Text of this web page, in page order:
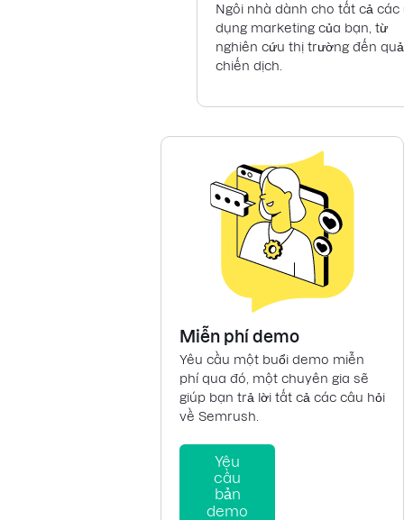
Ngôi nhà dành cho tất cả các
dụng marketing của bạn, từ
nghiên cứu thị trường đến
chiến dịch.
Miễn phí demo
Yêu cầu một buổi demo miễn
phí qua đó, một chuyên gia sẽ
giúp bạn trả lời tất cả các câu hỏi
về Semrush.
Yêu
cầu
bản
demo